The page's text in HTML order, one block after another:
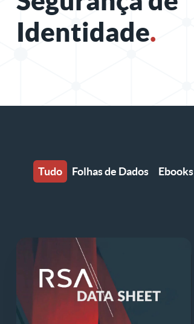
Identidade.
Tudo Folhas de Dados Ebooks